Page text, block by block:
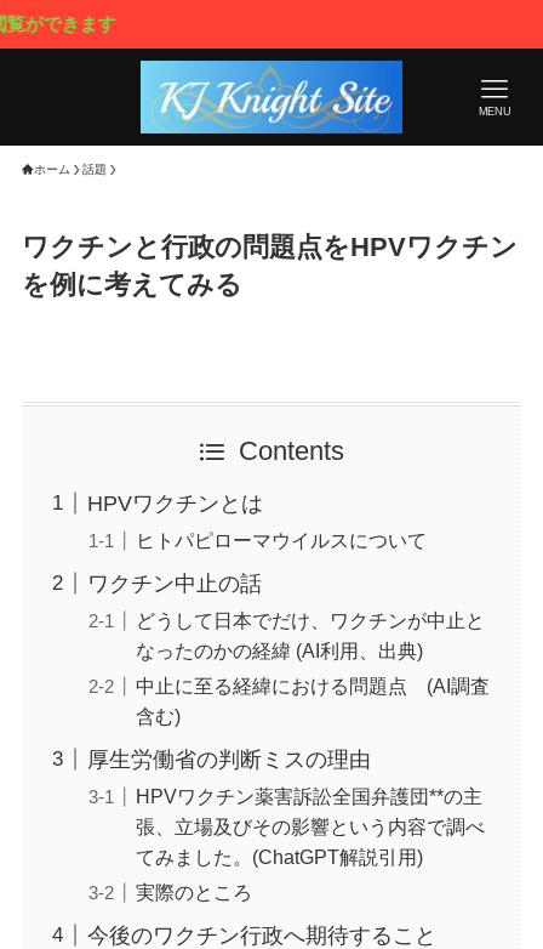
MENU
ホーム 話題
ワクチンと行政の問題点をHPVワクチン
を例に考えてみる
Contents
HPVワクチンとは
ヒトパピローマウイルスについて
ワクチン中止の話
どうして日本でだけ、ワクチンが中止と
なったのかの経緯 (AI利用、出典)
中止に至る経緯における問題点 (AI調査
含む)
厚生労働省の判断ミスの理由
HPVワクチン薬害訴訟全国弁護団**の主
張、立場及びその影響という内容で調べ
てみました。(ChatGPT解説引用)
実際のところ
今後のワクチン行政へ期待すること